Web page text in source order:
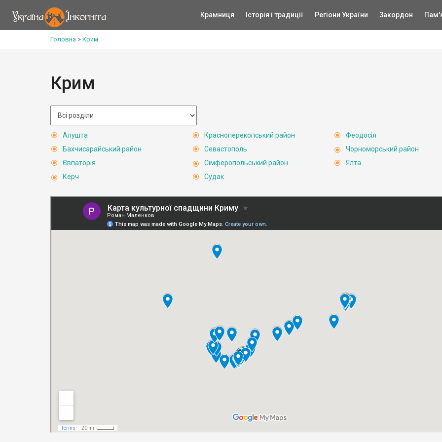
Крамниця Історія і традиції Регіони України Закордон
Головна > Крим
Крим
Алушта
Бахчисарайський район
Євпаторія
Керч
Красноперекопський район
Севастополь
Сімферопольський район
Судак
Феодосія
Чорноморський район
Ялта